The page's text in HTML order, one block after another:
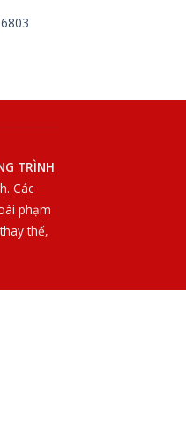
TRÌNH
Các
phạm
thế,